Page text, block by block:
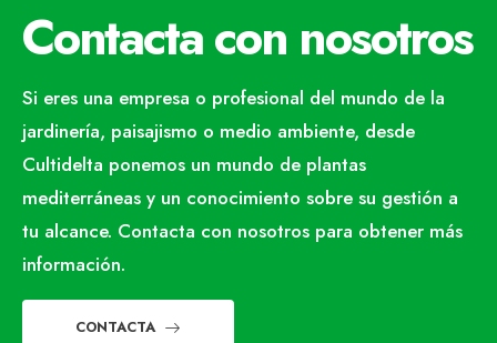
Contacta con nosotros
Si eres una empresa o profesional del mundo de la
jardinería, paisajismo o medio ambiente, desde
Cultidelta ponemos un mundo de plantas
mediterráneas y un conocimiento sobre su gestión a
tu alcance. Contacta con nosotros para obtener más
información.
CONTACTA